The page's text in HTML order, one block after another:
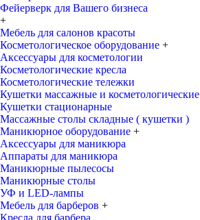
Фейерверк для Вашего бизнеса
+
Мебель для салонов красоты
Косметологическое оборудование +
Аксессуары для косметологии
Косметологические кресла
Косметологические тележки
Кушетки массажные и косметологические
Кушетки стационарные
Массажные столы складные ( кушетки )
Маникюрное оборудование +
Аксессуары для маникюра
Аппараты для маникюра
Маникюрные пылесосы
Маникюрные столы
УФ и LED-лампы
Мебель для барберов +
Кресла для барбера